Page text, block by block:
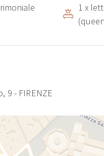
1 x
9 - FIRENZE